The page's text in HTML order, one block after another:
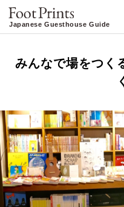
Japanese Guesthouse Guide
みんなで場をつく